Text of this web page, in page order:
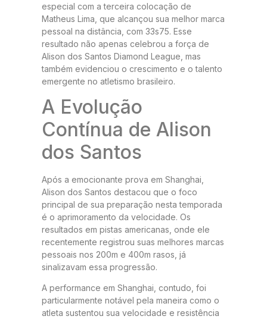
especial com a terceira colocação de
Matheus Lima, que alcançou sua melhor marca
pessoal na distância, com 33s75. Esse
resultado não apenas celebrou a força de
Alison dos Santos Diamond League, mas
também evidenciou o crescimento e o talento
emergente no atletismo brasileiro.
A Evolução
Contínua de Alison
dos Santos
Após a emocionante prova em Shanghai,
Alison dos Santos destacou que o foco
principal de sua preparação nesta temporada
é o aprimoramento da velocidade. Os
resultados em pistas americanas, onde ele
recentemente registrou suas melhores marcas
pessoais nos 200m e 400m rasos, já
sinalizavam essa progressão.
A performance em Shanghai, contudo, foi
particularmente notável pela maneira como o
atleta sustentou sua velocidade e resistência